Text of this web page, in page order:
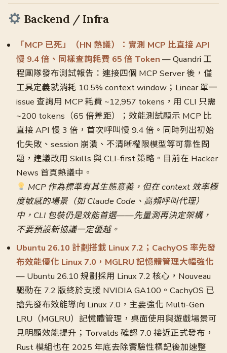
Backend / Infra
「MCP 已死」（HN 熱議）：實測 MCP 比直接 API
慢 9.4 倍、同樣查詢耗費 65 倍 Token — Quandri 工
程團隊發布測試報告：連接四個 MCP Server 後，僅
工具定義就消耗 10.5% context window；Linear 單一
issue 查詢用 MCP 耗費 ~12,957 tokens，用 CLI 只需
~200 tokens（65 倍差距）；效能測試顯示 MCP 比
直接 API 慢 3 倍，首次呼叫慢 9.4 倍。同時列出初始
化失敗、session 崩潰、不清晰權限模型等可靠性問
題，建議改用 Skills 與 CLI-first 策略。目前在 Hacker
News 首頁熱議中。
MCP 作為標準有其生態意義，但在 context 效率極
度敏感的場景（如 Claude Code、高頻呼叫代理）
中，CLI 包裝仍是效能首選——先量測再決定架構，
不要預設新協議一定優越。
Ubuntu 26.10 計劃搭載 Linux 7.2；CachyOS 率先發
布效能優化 Linux 7.0，MGLRU 記憶體管理大幅強化
— Ubuntu 26.10 規劃採用 Linux 7.2 核心，Nouveau
驅動在 7.2 版終於支援 NVIDIA GA100。CachyOS 已
搶先發布效能導向 Linux 7.0，主要強化 Multi-Gen
LRU（MGLRU）記憶體管理，桌面使用與遊戲場景可
見明顯效能提升；Torvalds 確認 7.0 接近正式發布，
Rust 模組也在 2025 年底去除實驗性標記後加速整